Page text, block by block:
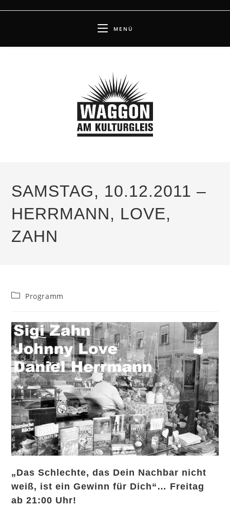
MENÜ
SAMSTAG, 10.12.2011 –
HERRMANN, LOVE,
ZAHN
Beitrags-
Programm
„Das Schlechte, das Dein Nachbar nicht
weiß, ist ein Gewinn für Dich“… Freitag
ab 21:00 Uhr!